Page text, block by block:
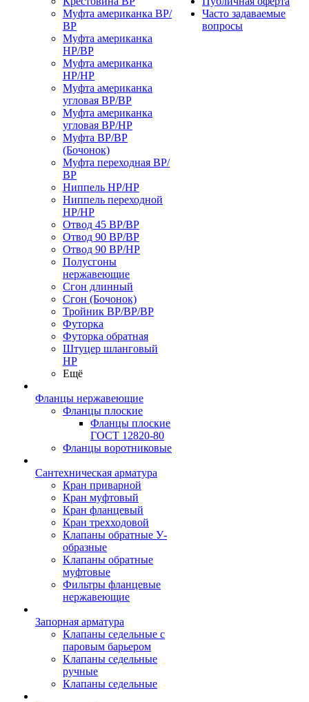
Муфта американка ВР/
ВР
Муфта американка
НР/ВР
Муфта американка
НР/НР
Муфта американка
угловая ВР/ВР
Муфта американка
угловая ВР/НР
Муфта ВР/ВР
(Бочонок)
Муфта переходная ВР/
ВР
Ниппель НР/НР
Ниппель переходной
НР/НР
Отвод 45 ВР/ВР
Отвод 90 ВР/ВР
Отвод 90 ВР/НР
Полусгоны
нержавеющие
Сгон длинный
Сгон (Бочонок)
Тройник ВР/ВР/ВР
Футорка
Футорка обратная
Штуцер шланговый
НР
Ещё
Фланцы нержавеющие
Фланцы плоские
Фланцы плоские
ГОСТ 12820-80
Фланцы воротниковые
Сантехническая арматура
Кран приварной
Кран муфтовый
Кран фланцевый
Кран трехходовой
Клапаны обратные У-
образные
Клапаны обратные
муфтовые
Фильтры фланцевые
нержавеющие
Запорная арматура
Клапаны седельные с
паровым барьером
Клапаны седельные
ручные
Клапаны седельные
Часто задаваемые
вопросы